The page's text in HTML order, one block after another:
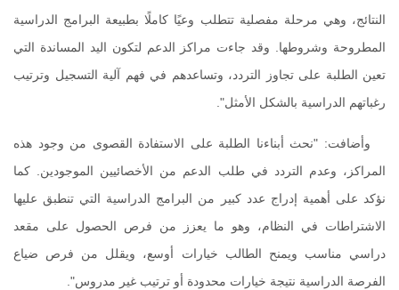
النتائج، وهي مرحلة مفصلية تتطلب وعيًا كاملًا بطبيعة البرامج الدراسية
المطروحة وشروطها. وقد جاءت مراكز الدعم لتكون اليد المساندة التي
تعين الطلبة على تجاوز التردد، وتساعدهم في فهم آلية التسجيل وترتيب
رغباتهم الدراسية بالشكل الأمثل".
وأضافت: "نحث أبناءنا الطلبة على الاستفادة القصوى من وجود هذه
المراكز، وعدم التردد في طلب الدعم من الأخصائيين الموجودين. كما
نؤكد على أهمية إدراج عدد كبير من البرامج الدراسية التي تنطبق عليها
الاشتراطات في النظام، وهو ما يعزز من فرص الحصول على مقعد
دراسي مناسب ويمنح الطالب خيارات أوسع، ويقلل من فرص ضياع
الفرصة الدراسية نتيجة خيارات محدودة أو ترتيب غير مدروس".